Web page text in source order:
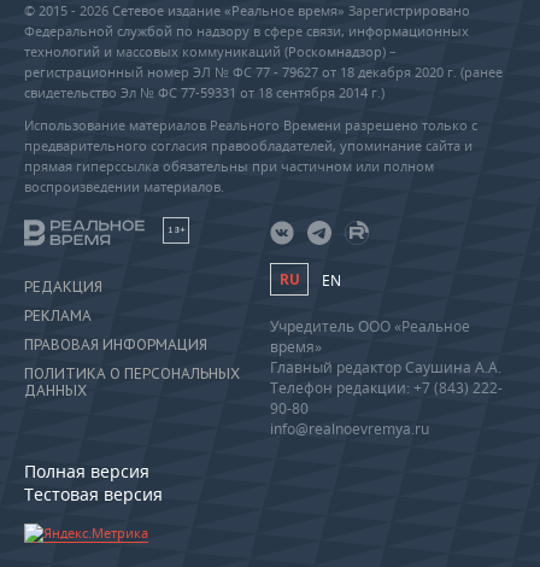
© 2015 - 2026 Сетевое издание «Реальное время» Зарегистрировано
Федеральной службой по надзору в сфере связи, информационных
технологий и массовых коммуникаций (Роскомнадзор) –
регистрационный номер ЭЛ № ФС 77 - 79627 от 18 декабря 2020 г. (ранее
свидетельство Эл № ФС 77-59331 от 18 сентября 2014 г.)
Использование материалов Реального Времени разрешено только с
предварительного согласия правообладателей, упоминание сайта и
прямая гиперссылка обязательны при частичном или полном
воспроизведении материалов.
18+
РЕДАКЦИЯ
РЕКЛАМА
ПРАВОВАЯ ИНФОРМАЦИЯ
ПОЛИТИКА О ПЕРСОНАЛЬНЫХ
ДАННЫХ
Полная версия
Тестовая версия
RU EN
Учредитель ООО «Реальное
время»
Главный редактор Саушина А.А.
Телефон редакции: +7 (843) 222-
90-80
info@realnoevremya.ru